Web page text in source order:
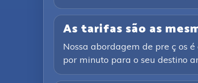
As tarifas são as
Nossa abordagem de pre ç os
por minuto para o seu destino